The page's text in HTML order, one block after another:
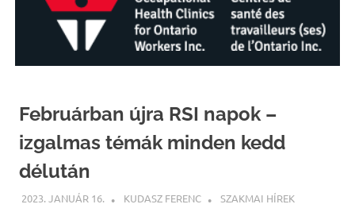
Februárban újra RSI napok –
izgalmas témák minden kedd
délután
2023. JANUÁR 16. KUDASZ FERENC SZAKMAI HÍREK